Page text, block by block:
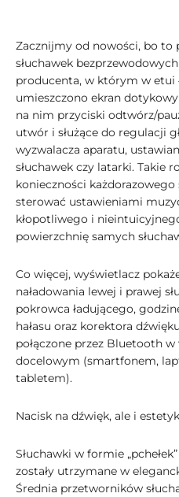
Zacznijmy od nowości, bo to
słuchawek
producenta, w którym w etui
umieszczono ekran
na nim przyciski odtwórz/
utwór i służące do regulacji
wyzwalacza aparatu,
słuchawek czy latarki. Takie
konieczności
sterować ustawieniami
kłopotliwego i
powierzchnię samych
Co więcej, wyświetlacz
naładowania lewej i prawej
pokrowca ładującego,
hałasu oraz korektora
połączone przez Bluetooth
docelowym (smartfonem,
tabletem).
Nacisk na dźwięk, ale i
Słuchawki w formie
zostały utrzymane w
Średnia przetworników